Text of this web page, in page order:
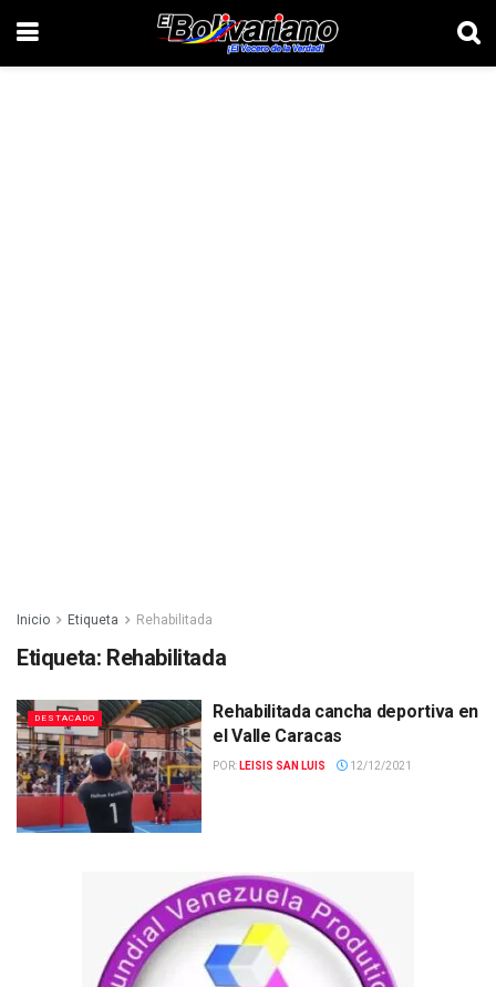
Inicio Etiqueta Rehabilitada
Etiqueta: Rehabilitada
DESTACADO
Rehabilitada cancha deportiva en
el Valle Caracas
POR: LEISIS SAN LUIS 12/12/2021